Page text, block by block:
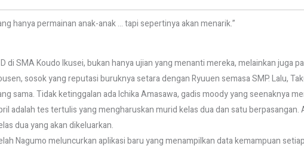
hanya permainan anak-anak … tapi sepertinya akan menarik.”
D di SMA Koudo Ikusei, bukan hanya ujian yang menanti mereka, melainkan
sosok yang reputasi buruknya setara dengan Ryuuen semasa SMP. Lalu,
sama. Tidak ketinggalan ada Ichika Amasawa, gadis moody yang seenaknya
April adalah tes tertulis yang mengharuskan murid kelas dua dan satu
dua yang akan dikeluarkan.
Nagumo meluncurkan aplikasi baru yang menampilkan data kemampuan